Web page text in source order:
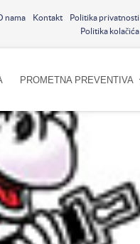
nama Kontakt
Politika privatnosti
Politika kolačića
PROMETNA PREVENTIVA